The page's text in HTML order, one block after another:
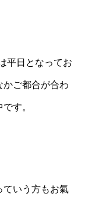
平日となってお
かご都合が合わ
す。
ていう方もお氣